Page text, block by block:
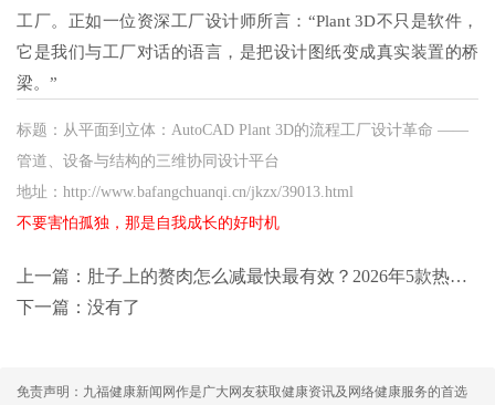
工厂。正如一位资深工厂设计师所言：“Plant 3D不只是软件，
它是我们与工厂对话的语言，是把设计图纸变成真实装置的桥
梁。”
标题：从平面到立体：AutoCAD Plant 3D的流程工厂设计革命 ——
管道、设备与结构的三维协同设计平台
地址：http://www.bafangchuanqi.cn/jkzx/39013.html
不要害怕孤独，那是自我成长的好时机
上一篇： 肚子上的赘肉怎么减最快最有效？2026年5款热门代谢减脂好物深度测评
下一篇：没有了
免责声明：九福健康新闻网作是广大网友获取健康资讯及网络健康服务的首选